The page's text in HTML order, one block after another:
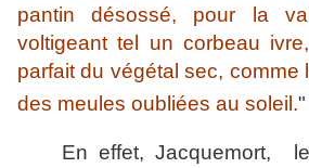
pantin désossé, pour la
voltigeant tel un corbeau
parfait du végétal sec, comme
des meules oubliées au soleil."
En effet, Jacquemort, le